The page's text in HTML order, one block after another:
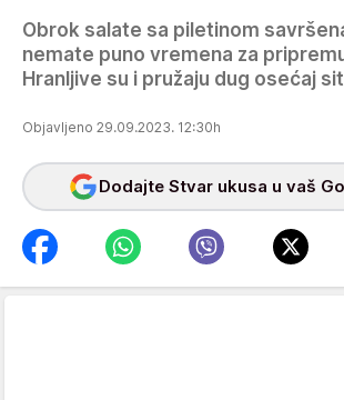
Obrok salate sa piletinom
nemate puno vremena za
Hranljive su i pružaju dug osećaj
Objavljeno 29.09.2023. 12:30h
Dodajte Stvar ukusa u vaš